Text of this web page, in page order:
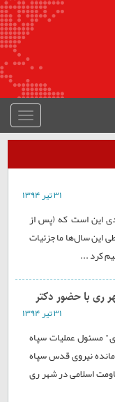
منوی
جمع
شده
۳۱ تير ۱۳۹۴
این است که (پس از
این سال‌ها ما جزئیات
کرد ...
ری با حضور دکتر
۳۱ تير ۱۳۹۴
مسئول عملیات سپاه
نیروی قدس سپاه
اسلامی در شهر ری